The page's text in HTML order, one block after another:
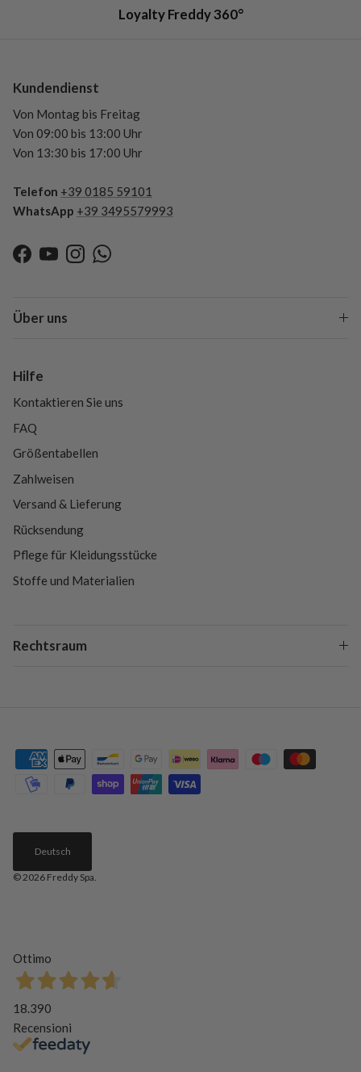
Loyalty Freddy 360°
Kundendienst
Von Montag bis Freitag
Von 09:00 bis 13:00 Uhr
Von 13:30 bis 17:00 Uhr
Telefon +39 0185 59101
WhatsApp +39 3495579993
Facebook
YouTubeInstagramWhatsApp
Über uns
Hilfe
Kontaktieren Sie uns
FAQ
Größentabellen
Zahlweisen
Versand & Lieferung
Rücksendung
Pflege für Kleidungsstücke
Stoffe und Materialien
Rechtsraum
Deutsch
© 2026 Freddy Spa
Ottimo
18.390
Recensioni